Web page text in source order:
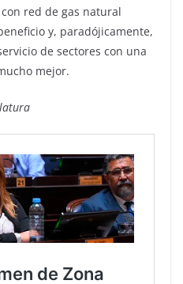
red de gas natural
y, paradójicamente,
de sectores con una
mejor.